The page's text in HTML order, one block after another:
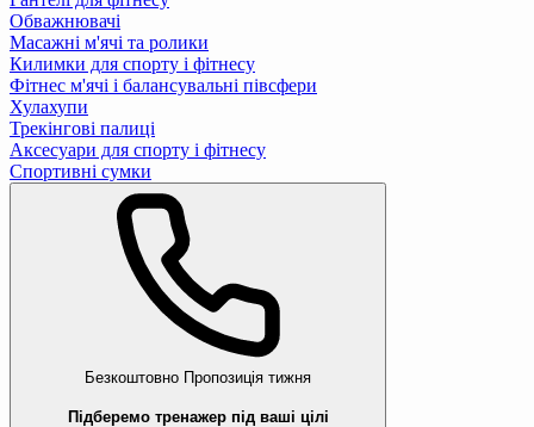
Обважнювачі
Масажні м'ячі та ролики
Килимки для спорту і фітнесу
Фітнес м'ячі і балансувальні півсфери
Хулахупи
Трекінгові палиці
Аксесуари для спорту і фітнесу
Спортивні сумки
Безкоштовно Пропозиція тижня
Підберемо тренажер під ваші цілі